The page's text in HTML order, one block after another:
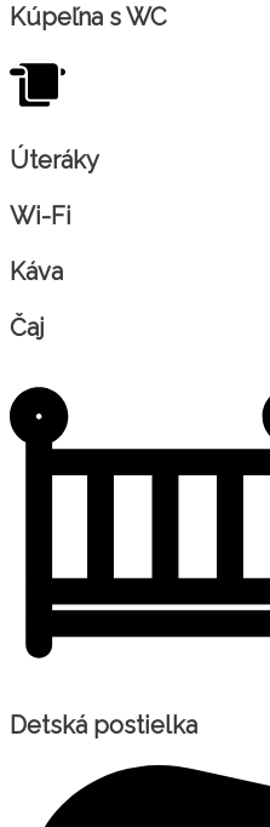
Kúpeľna s WC
Úteráky
Wi-Fi
Káva
Čaj
Detská postielka